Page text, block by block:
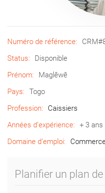
Numéro de référence:
Status:
Disponible
Prénom:
Maglêwê
Pays:
Togo
Profession:
Caissiers
Années d’expérience:
+ 3 ans
Domaine d’emploi:
Planifier un plan